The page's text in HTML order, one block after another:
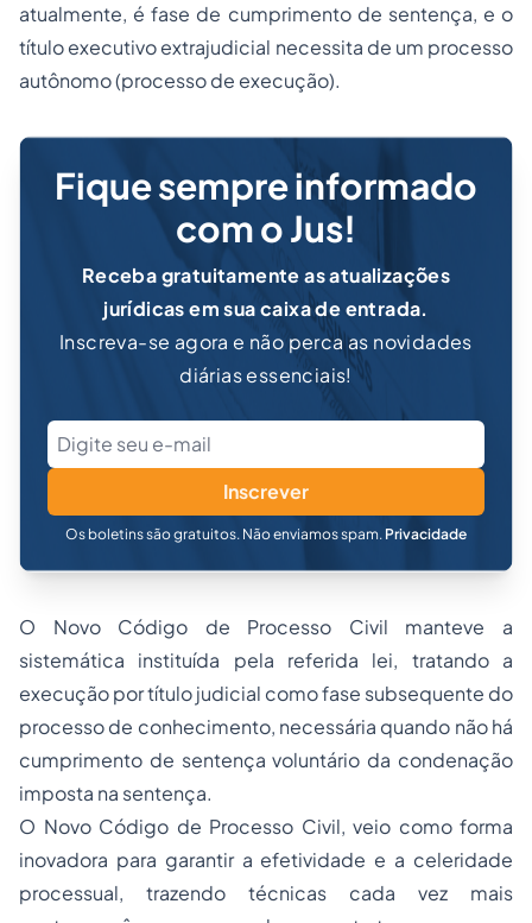
atualmente, é fase de cumprimento de sentença, e o
título executivo extrajudicial necessita de um processo
autônomo (processo de execução).
Fique sempre informado
com o Jus!
Receba gratuitamente as atualizações
jurídicas em sua caixa de entrada.
Inscreva-se agora e não perca as novidades
diárias essenciais!
Inscrever
Os boletins são gratuitos. Não enviamos spam. Privacidade
O Novo Código de Processo Civil manteve a
sistemática instituída pela referida lei, tratando a
execução por título judicial como fase subsequente do
processo de conhecimento, necessária quando não há
cumprimento de sentença voluntário da condenação
imposta na sentença.
O Novo Código de Processo Civil, veio como forma
inovadora para garantir a efetividade e a celeridade
processual, trazendo técnicas cada vez mais